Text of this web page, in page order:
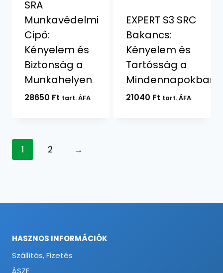
SRA
Munkavédelmi
Cipő:
Kényelem és
Biztonság a
Munkahelyen
28650 Ft tart. ÁFA
EXPERT S3 SRC
Bakancs:
Kényelem és
Tartósság a
Mindennapokban
21040 Ft tart. ÁFA
1 2 →
HASZNOS INFORMÁCIÓK
Szállítás, Fizetés
ÁSZF